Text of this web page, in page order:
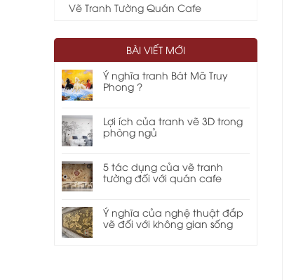
Vẽ Tranh Tường Quán Cafe
BÀI VIẾT MỚI
Ý nghĩa tranh Bát Mã Truy
Phong ?
Lợi ích của tranh vẽ 3D trong
phòng ngủ
5 tác dụng của vẽ tranh
tường đối với quán cafe
Ý nghĩa của nghệ thuật đắp
vẽ đối với không gian sống